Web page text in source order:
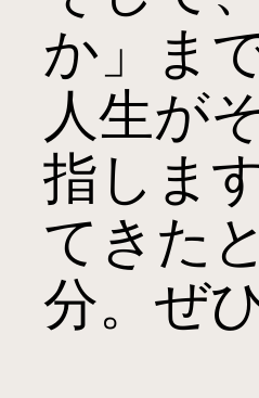
か」ま
人生が
指しま
てきた
分。ぜ